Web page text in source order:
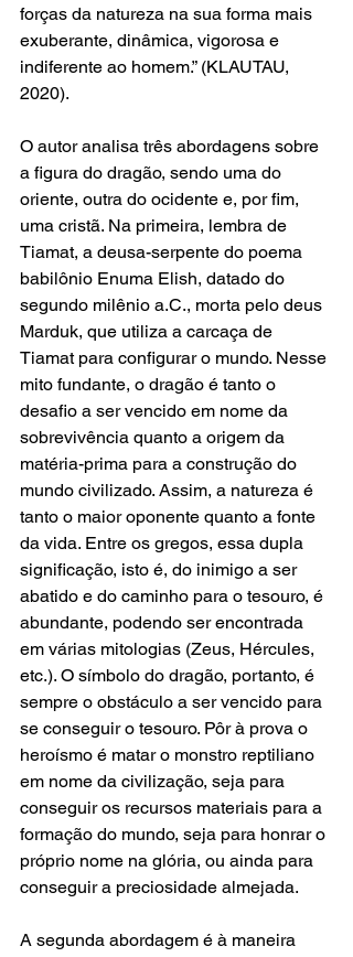
forças da natureza na sua forma mais
exuberante, dinâmica, vigorosa e
indiferente ao homem.” (KLAUTAU,
2020).
O autor analisa três abordagens sobre
a figura do dragão, sendo uma do
oriente, outra do ocidente e, por fim,
uma cristã. Na primeira, lembra de
Tiamat, a deusa-serpente do poema
babilônio Enuma Elish, datado do
segundo milênio a.C., morta pelo deus
Marduk, que utiliza a carcaça de
Tiamat para configurar o mundo. Nesse
mito fundante, o dragão é tanto o
desafio a ser vencido em nome da
sobrevivência quanto a origem da
matéria-prima para a construção do
mundo civilizado. Assim, a natureza é
tanto o maior oponente quanto a fonte
da vida. Entre os gregos, essa dupla
significação, isto é, do inimigo a ser
abatido e do caminho para o tesouro, é
abundante, podendo ser encontrada
em várias mitologias (Zeus, Hércules,
etc.). O símbolo do dragão, portanto, é
sempre o obstáculo a ser vencido para
se conseguir o tesouro. Pôr à prova o
heroísmo é matar o monstro reptiliano
em nome da civilização, seja para
conseguir os recursos materiais para a
formação do mundo, seja para honrar o
próprio nome na glória, ou ainda para
conseguir a preciosidade almejada.
A segunda abordagem é à maneira